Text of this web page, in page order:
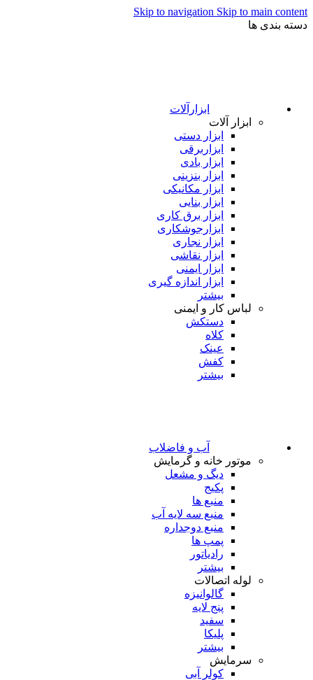
Skip to navigation Skip to main content
دسته بندی ها
ابزارآلات
ابزار آلات
ابزار دستی
ابزاربرقی
ابزار بادی
ابزار بنزینی
ابزار مکانیکی
ابزار بنایی
ابزار برق کاری
ابزارجوشکاری
ابزار نجاری
ابزار نقاشی
ابزار ایمنی
ابزار اندازه گیری
بیشتر
لباس کار و ایمنی
دستکش
کلاه
عینک
کفش
بیشتر
آب و فاضلاب
موتور خانه و گرمایش
دیگ و مشعل
پکیج
منبع ها
منبع سه لایه آب
منبع دوجداره
پمپ ها
رادیاتور
بیشتر
لوله اتصالات
گالوانیزه
پنج لایه
سفید
پلیکا
بیشتر
سرمایش
کولر آبی